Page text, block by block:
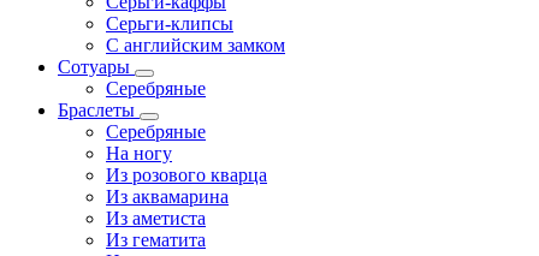
Серьги-клипсы
С английским замком
Сотуары
Серебряные
Браслеты
Серебряные
На ногу
Из розового кварца
Из аквамарина
Из аметиста
Из гематита